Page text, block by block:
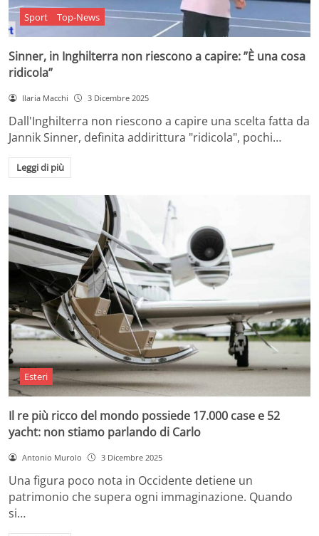
Sport Top-News
Sinner, in Inghilterra non riescono a capire: ”È una cosa
ridicola”
Ilaria Macchi 3 Dicembre 2025
Dall'Inghilterra non riescono a capire una scelta fatta da
Jannik Sinner, definita addirittura "ridicola", pochi…
Leggi di più
Esteri
Il re più ricco del mondo possiede 17.000 case e 52
yacht: non stiamo parlando di Carlo
Antonio Murolo 3 Dicembre 2025
Una figura poco nota in Occidente detiene un
patrimonio che supera ogni immaginazione. Quando
si…